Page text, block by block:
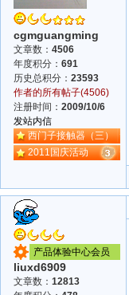
cgmguangming
文章数： 4506
年度积分： 691
历史总积分： 23593
作者的所有帖子(4506)
注册时间： 2009/10/6
发站内信
西门子接触器（三）
2011国庆活动
产品体验中心会员
liuxd6909
文章数： 12813